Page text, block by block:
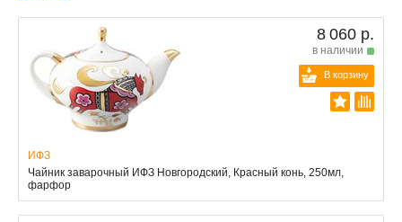
8 060 р.
в наличии
В корзину
ИФЗ
Чайник заварочный ИФЗ Новгородский, Красный конь, 250мл,
фарфор